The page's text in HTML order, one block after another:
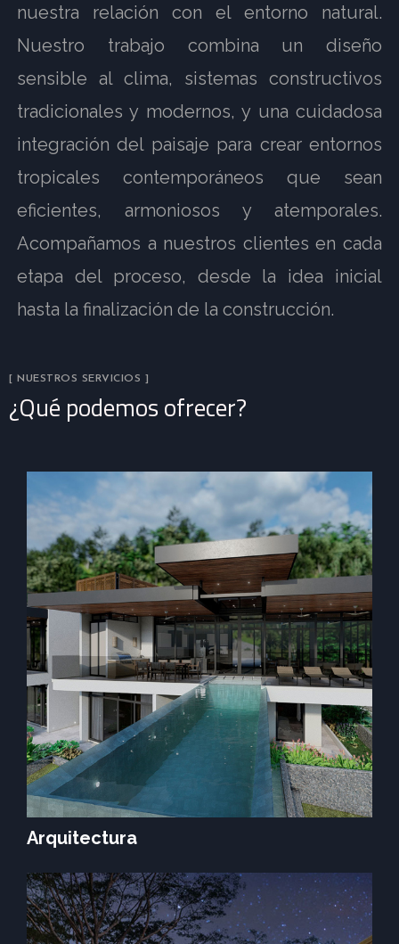
nuestra relación con el entorno natural.
Nuestro trabajo combina un diseño
sensible al clima, sistemas constructivos
tradicionales y modernos, y una cuidadosa
integración del paisaje para crear entornos
tropicales contemporáneos que sean
eficientes, armoniosos y atemporales.
Acompañamos a nuestros clientes en cada
etapa del proceso, desde la idea inicial
hasta la finalización de la construcción.
[ NUESTROS SERVICIOS ]
¿Qué podemos ofrecer?
Arquitectura